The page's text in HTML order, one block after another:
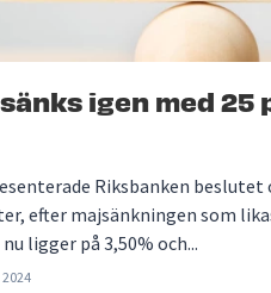
igen med 25
Riksbanken
efter majsänkningen som
ligger på 3,50% och...